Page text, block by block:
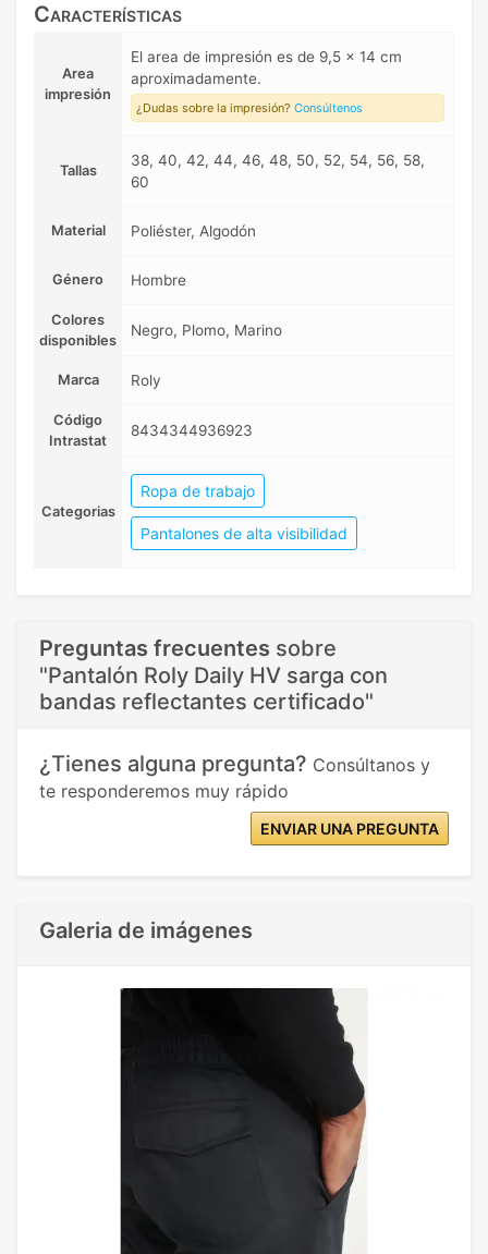
Características
Area
impresión
El area de impresión es de 9,5 x 14 cm
aproximadamente.
¿Dudas sobre la impresión? Consúltenos
Tallas
38, 40, 42, 44, 46, 48, 50, 52, 54, 56, 58,
60
Material Poliéster, Algodón
Género Hombre
Colores
disponibles
Negro, Plomo, Marino
Marca Roly
Código
Intrastat
8434344936923
Categorias
Ropa de trabajo
Pantalones de alta visibilidad
Preguntas frecuentes sobre
"Pantalón Roly Daily HV sarga con
bandas reflectantes certificado"
¿Tienes alguna pregunta? Consúltanos y
te responderemos muy rápido
ENVIAR UNA PREGUNTA
Galeria de imágenes